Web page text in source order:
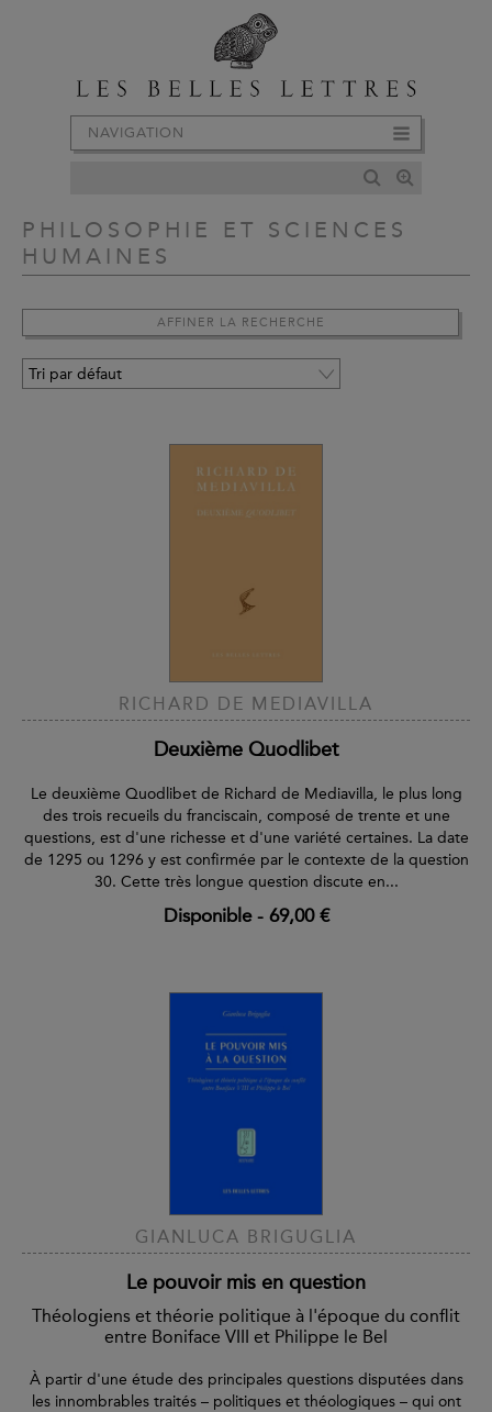
NAVIGATION
PHILOSOPHIE ET SCIENCES
HUMAINES
AFFINER LA RECHERCHE
RICHARD DE MEDIAVILLA
Deuxième Quodlibet
Le deuxième Quodlibet de Richard de Mediavilla, le plus long
des trois recueils du franciscain, composé de trente et une
questions, est d'une richesse et d'une variété certaines. La date
de 1295 ou 1296 y est confirmée par le contexte de la question
30. Cette très longue question discute en...
Disponible- 69,00 €
GIANLUCA BRIGUGLIA
Le pouvoir mis en question
Théologiens et théorie politique à l'époque du conflit
entre Boniface VIII et Philippe le Bel
À partir d'une étude des principales questions disputées dans
les innombrables traités – politiques et théologiques – qui ont